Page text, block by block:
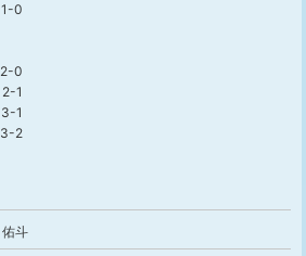
1-0
2-0
2-1
3-1
3-2
佑斗